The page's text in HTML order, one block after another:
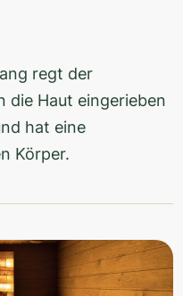
regt der
die Haut eingerieben
hat eine
Körper.